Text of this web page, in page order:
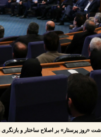
پرستار» بر اصلاح ساختار و بازنگری در نحوه